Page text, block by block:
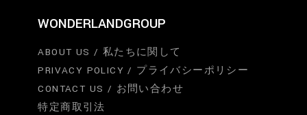
WONDERLANDGROUP
ABOUT US / 私たちに関して
PRIVACY POLICY / プライバシーポリシー
CONTACT US / お問い合わせ
特定商取引法